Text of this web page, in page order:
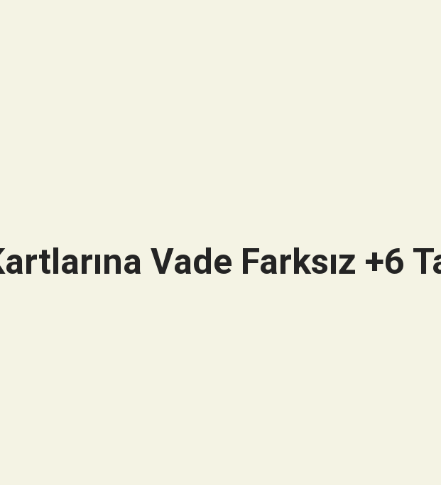
Vade Farksız +6